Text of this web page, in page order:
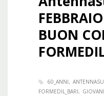
BUON
60_ANNI
FORMEDIL_BARI
GIOVANI